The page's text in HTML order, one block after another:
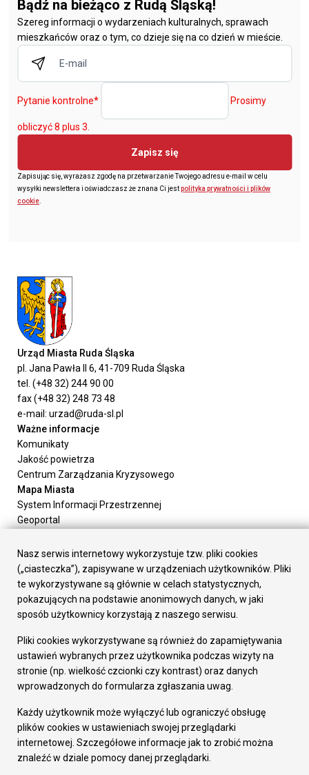
Bądź na bieżąco z Rudą Śląską!
Szereg informacji o wydarzeniach kulturalnych, sprawach
mieszkańców oraz o tym, co dzieje się na co dzień w mieście.
Pytanie kontrolne* Prosimy
obliczyć 8 plus 3.
Zapisz się
Zapisując się, wyrażasz zgodę na przetwarzanie Twojego adresu e-mail w celu
wysyłki newslettera i oświadczasz że znana Ci jestpolityka prywatności i plików
cookie.
Urząd Miasta Ruda Śląska
pl. Jana Pawła II 6, 41-709 Ruda Śląska
tel. (+48 32) 244 90 00
fax (+48 32) 248 73 48
e-mail: urzad@ruda-sl.pl
Ważne informacje
Komunikaty
Jakość powietrza
Centrum Zarządzania Kryzysowego
Mapa Miasta
System Informacji Przestrzennej
Geoportal
Załatw sprawę
Prezydent Miasta
Rada Miasta
Wydziały
Elektroniczna Skrzynka Podawcza
Gospodarka
Fundusze europejskie
Środki krajowe
Oferty inwestycyjne
Pozostałe
Deklaracja dostępności
Dane osobowe
Dodaj opinię o witrynie
Nasz serwis internetowy wykorzystuje tzw. pliki cookies
(„ciasteczka”), zapisywane w urządzeniach użytkowników. Pliki
te wykorzystywane są głównie w celach statystycznych,
pokazujących na podstawie anonimowych danych, w jaki
sposób użytkownicy korzystają z naszego serwisu.
Pliki cookies wykorzystywane są również do zapamiętywania
ustawień wybranych przez użytkownika podczas wizyty na
stronie (np. wielkość czcionki czy kontrast) oraz danych
wprowadzonych do formularza zgłaszania uwag.
Każdy użytkownik może wyłączyć lub ograniczyć obsługę
plików cookies w ustawieniach swojej przeglądarki
internetowej. Szczegółowe informacje jak to zrobić można
znaleźć w dziale pomocy danej przeglądarki.